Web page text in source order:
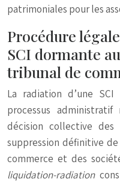
patrimoniales pour les
Procédure
SCI dormante
tribunal de
La radiation d’une
processus
décision collective
suppression définitive
commerce et des
liquidation-radiation